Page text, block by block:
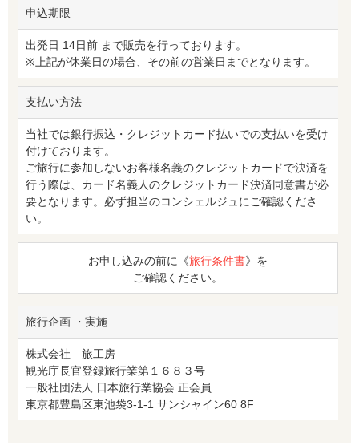
申込期限
出発日 14日前 まで販売を行っております。
※上記が休業日の場合、その前の営業日までとなります。
支払い方法
当社では銀行振込・クレジットカード払いでの支払いを受け
付けております。
ご旅行に参加しないお客様名義のクレジットカードで決済を
行う際は、カード名義人のクレジットカード決済同意書が必
要となります。必ず担当のコンシェルジュにご確認くださ
い。
お申し込みの前に《旅行条件書》を
ご確認ください。
旅行企画 ・実施
株式会社 旅工房
観光庁長官登録旅行業第１６８３号
一般社団法人 日本旅行業協会 正会員
東京都豊島区東池袋3-1-1 サンシャイン60 8F